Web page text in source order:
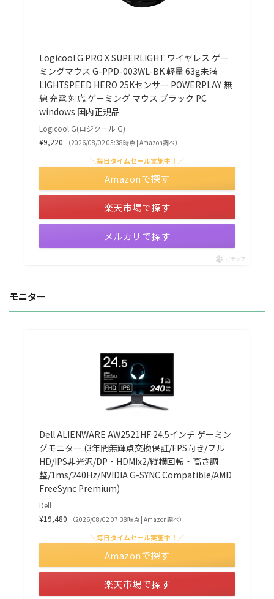
Logicool G PRO X SUPERLIGHT ワイヤレス ゲー
ミングマウス G-PPD-003WL-BK 軽量 63g未満
LIGHTSPEED HERO 25Kセンサー POWERPLAY 無
線 充電 対応 ゲーミング マウス ブラック PC
windows 国内正規品
Logicool G(ロジクール G)
¥9,220
（2026/08/02 05:38時点 | Amazon調べ）
＼毎日タイムセール実施中！／
Amazonで探す
楽天市場で探す
メルカリで探す
ポチップ
モニター
Dell ALIENWARE AW2521HF 24.5インチ ゲーミン
グモニター (3年間無輝点交換保証/FPS向き/フル
HD/IPS非光沢/DP・HDMIx2/縦横回転・高さ調
整/1ms/240Hz/NVIDIA G-SYNC Compatible/AMD
FreeSync Premium)
Dell
¥19,480
（2026/08/02 07:38時点 | Amazon調べ）
＼毎日タイムセール実施中！／
Amazonで探す
楽天市場で探す